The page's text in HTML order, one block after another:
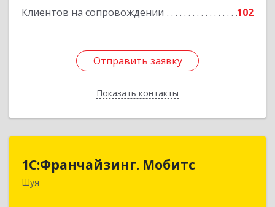
Клиентов на сопровождении 102
Отправить заявку
Показать контакты
Отправить заявку
Назад
1С:Франчайзинг. Мобитс
Шуя
1С:Франчайзинг. Мобитс